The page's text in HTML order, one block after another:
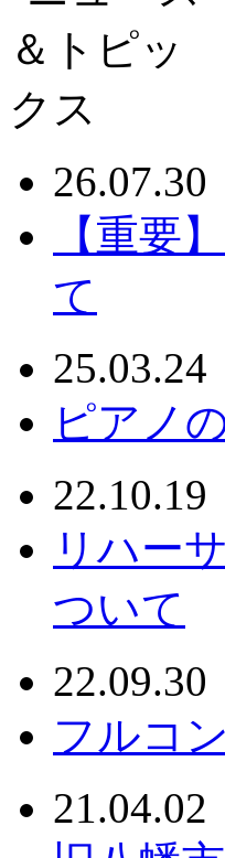
26.07.30
【重要
て
25.03.24
ピアノ
22.10.19
リハー
ついて
22.09.30
フルコ
21.04.02